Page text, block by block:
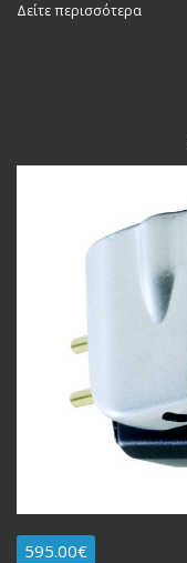
Δείτε περισσότερα
595.00€